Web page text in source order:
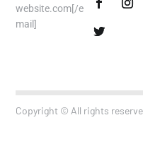
website.com[/e
mail]
Copyright © All rights